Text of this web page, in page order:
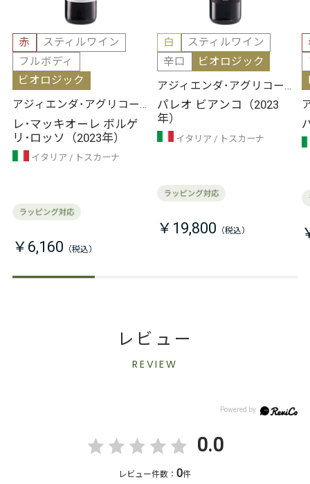
赤
スティルワイン
フルボディ
ビオロジック
アジィエンダ･アグリコー
ラ･レ･マッキオーレ
レ･マッキオーレ ボルゲ
リ･ロッソ（2023年）
イタリア トスカーナ
￥6,160
白
スティルワイン
辛口
ビオロジック
アジィエンダ･アグリコー
ラ･レ･マッキオーレ
パレオ ビアンコ（2023
年）
イタリア トスカーナ
￥19,800
レビュー
REVIEW
0.0
レビュー件数：0件